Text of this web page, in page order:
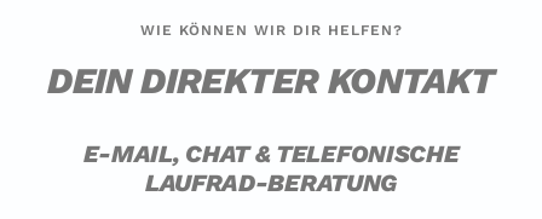
WIE KÖNNEN WIR DIR HELFEN?
DEIN DIREKTER KONTAKT
E-MAIL, CHAT & TELEFONISCHE
LAUFRAD-BERATUNG